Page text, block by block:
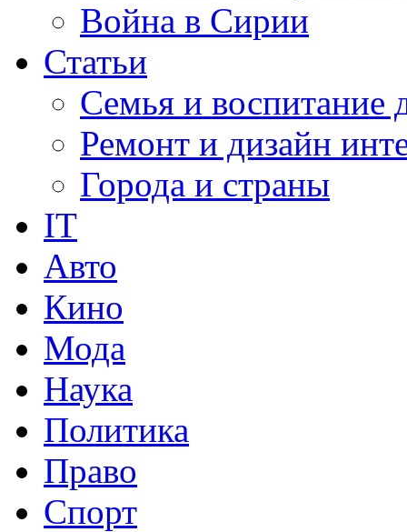
Война в Сирии
Статьи
Семья и воспитание
Ремонт и дизайн
Города и страны
IT
Авто
Кино
Мода
Наука
Политика
Право
Спорт